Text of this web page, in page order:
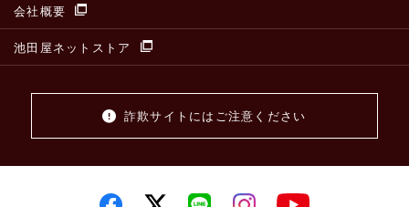
会社概要
池田屋ネットストア
詐欺サイトにはご注意ください